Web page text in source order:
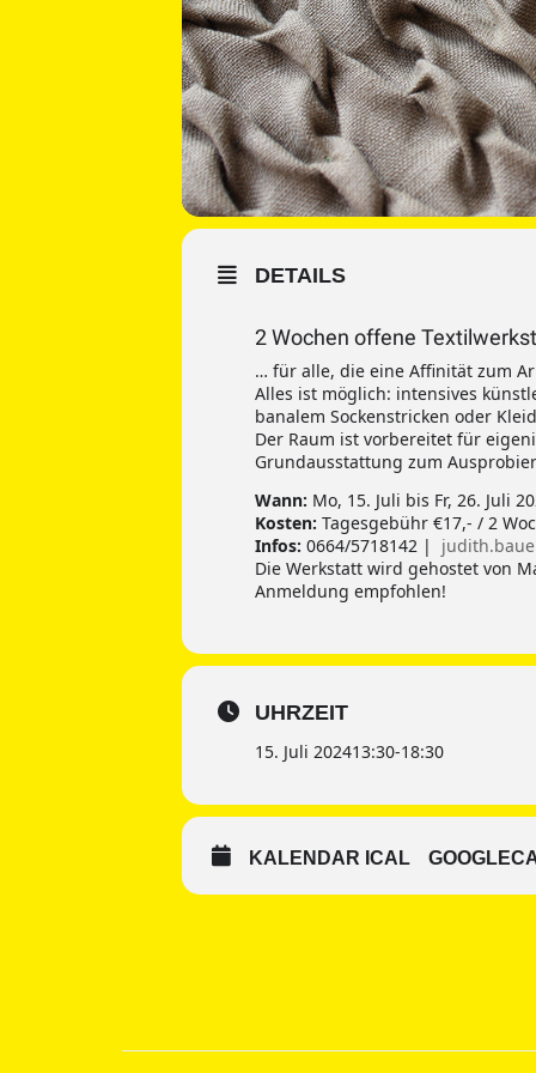
DETAILS
2 Wochen offene
… für alle, die eine Affinität zum
Alles ist möglich: intensives
banalem Sockenstricken oder
Der Raum ist vorbereitet für
Grundausstattung zum
Wann: Mo, 15. Juli bis Fr, 26. Juli
Kosten: Tagesgebühr €17,- / 2
Infos: 0664/5718142 |
Die Werkstatt wird gehostet von
Anmeldung empfohlen!
UHRZEIT
15. Juli 202413:30-18:30
KALENDAR ICAL